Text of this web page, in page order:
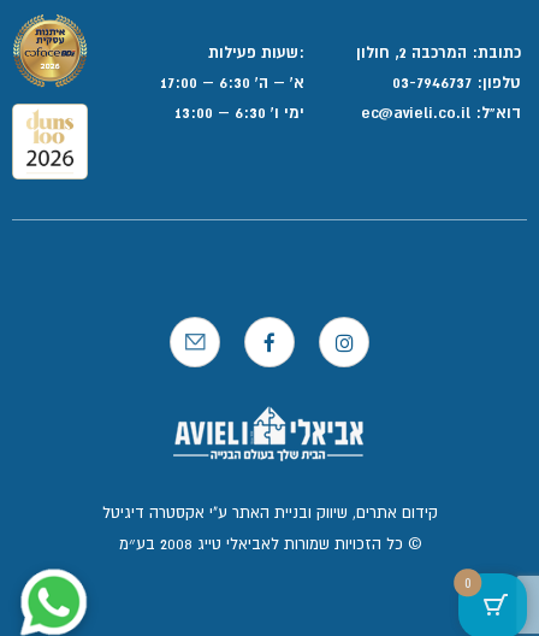
כתובת: המרכבה 2, חולון
טלפון: 03-7946737
דוא”ל:
:שעות פעילות
א' – ה' 6:30 – 17:00
ימי ו' 6:30 – 13:00
© כל הזכויות שמורות לאביאלי טייג 2008 בע״מ
קידום אתרים, שיווק ובניית האתר ע"י אקסטרה דיגיטל
0